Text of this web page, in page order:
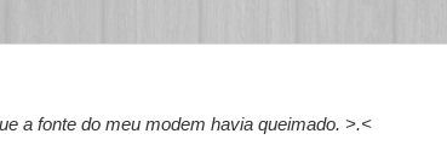
a fonte do meu modem havia queimado. >.<